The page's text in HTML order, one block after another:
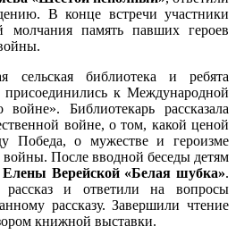
В конце встречи участники
молчания память павших героев
сельская библиотека и ребята
присоединились к Международной
Библиотекарь рассказала
войне, о том, какой ценой
Победа, о мужестве и героизме
войны. После вводной беседы детям
Елены Верейской «Белая шубка».
рассказ и ответили на вопросы
рассказу. Завершили чтение
книжной выставки.